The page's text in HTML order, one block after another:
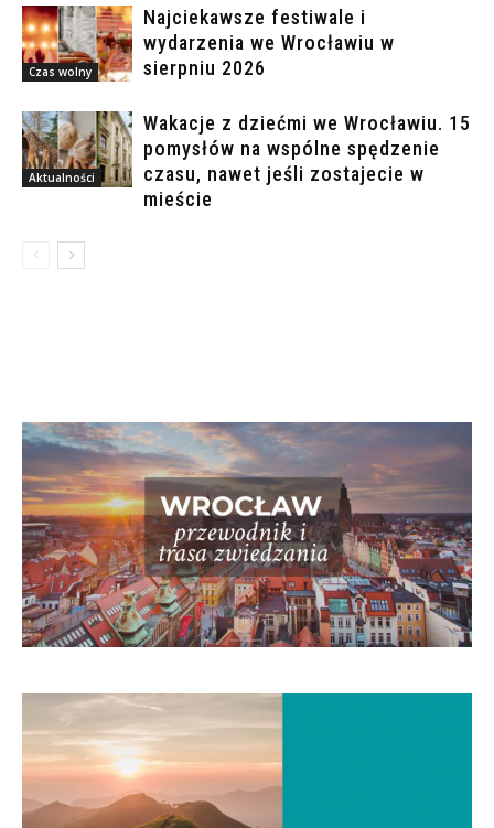
Czas wolny
Najciekawsze festiwale i
wydarzenia we Wrocławiu w
sierpniu 2026
Aktualności
Wakacje z dziećmi we Wrocławiu. 15
pomysłów na wspólne spędzenie
czasu, nawet jeśli zostajecie w
mieście